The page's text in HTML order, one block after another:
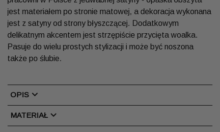
jest materiałem po stronie matowej, a dekoracja wykonana
jest z satyny od strony błyszczącej. Dodatkowym
delikatnym akcentem jest strzępiście przycięta woalka.
Pasuje do wielu prostych stylizacji i może być noszona
także po ślubie.
OPIS chevron_right
MATERIAŁchevron_right